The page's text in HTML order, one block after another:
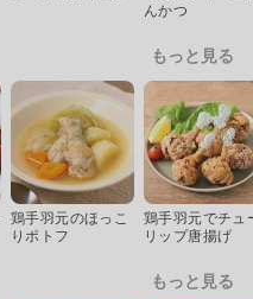
んかつ
もっと見る
鶏手羽元のほっこ
りポトフ
鶏手羽元でチュ
リップ唐揚げ
もっと見る